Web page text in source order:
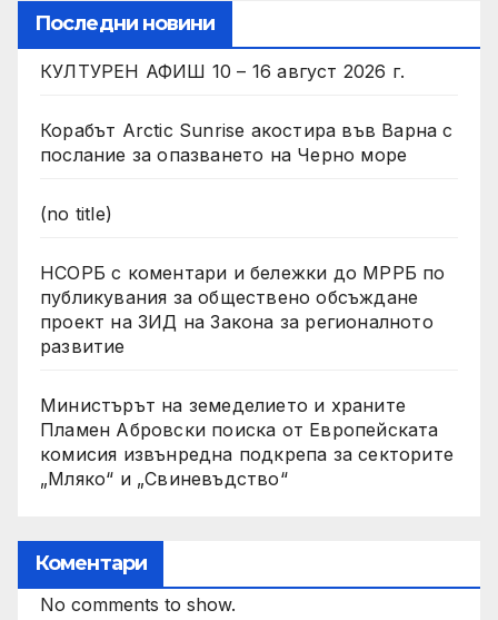
Последни новини
КУЛТУРЕН АФИШ 10 – 16 август 2026 г.
Корабът Arctic Sunrise акостира във Варна с
послание за опазването на Черно море
(no title)
НСОРБ с коментари и бележки до МРРБ по
публикувания за обществено обсъждане
проект на ЗИД на Закона за регионалното
развитие
Министърът на земеделието и храните
Пламен Абровски поиска от Европейската
комисия извънредна подкрепа за секторите
„Мляко“ и „Свиневъдство“
Коментари
No comments to show.